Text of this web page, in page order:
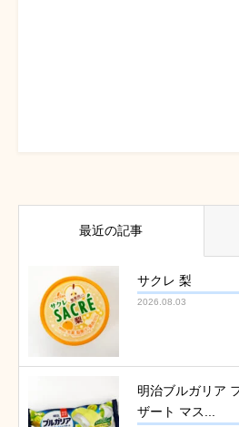
最近の記事
サクレ 梨
2026.08.03
明治ブルガリア
ザート マス...